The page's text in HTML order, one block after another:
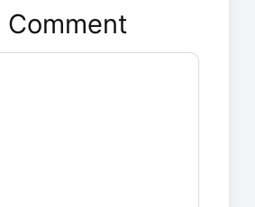
Comment